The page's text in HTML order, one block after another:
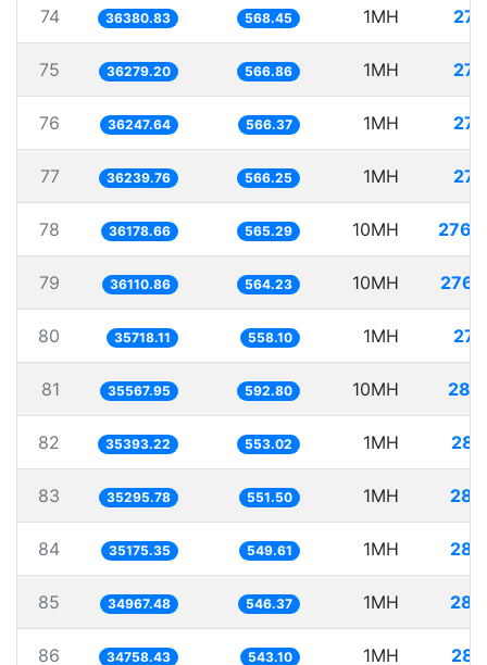
74 36380.83 568.45 1MH
75 36279.20 566.86 1MH
76 36247.64 566.37 1MH
77 36239.76 566.25 1MH
78 36178.66 565.29 10MH
79 36110.86 564.23 10MH
80 35718.11 558.10 1MH
81 35567.95 592.80 10MH
82 35393.22 553.02 1MH
83 35295.78 551.50 1MH
84 35175.35 549.61 1MH
85 34967.48 546.37 1MH
86 34758.43 543.10 1MH